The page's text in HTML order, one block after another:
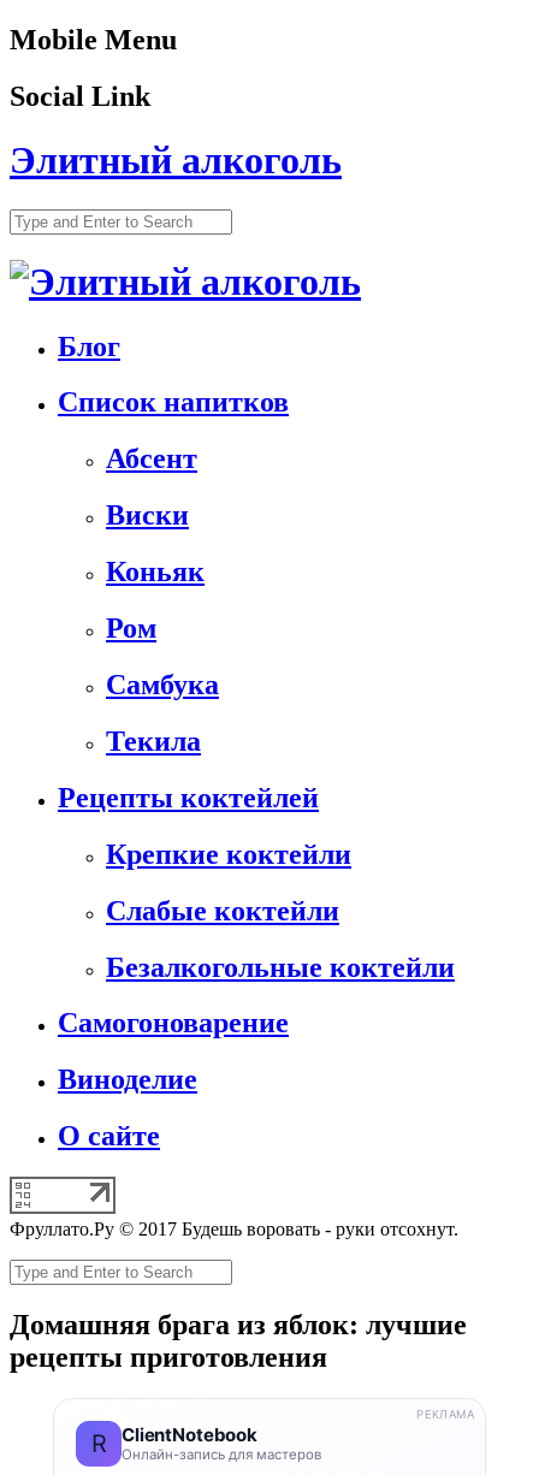
Mobile Menu
Social Link
Элитный алкоголь
Блог
Список напитков
Абсент
Виски
Коньяк
Ром
Самбука
Текила
Рецепты коктейлей
Крепкие коктейли
Слабые коктейли
Безалкогольные коктейли
Самогоноварение
Виноделие
О сайте
Фруллато.Ру © 2017 Будешь воровать - руки отсохнут.
Домашняя брага из яблок: лучшие
рецепты приготовления
R ClientNotebook
Онлайн-запись для мастеров
РЕКЛАМА